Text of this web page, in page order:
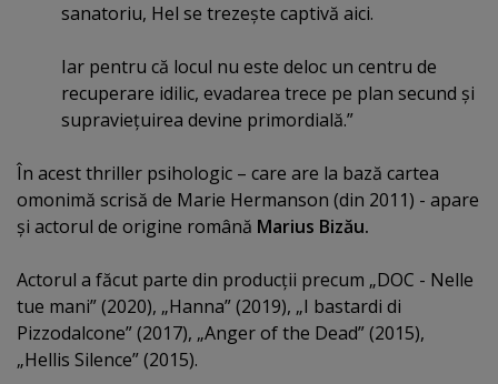
sanatoriu, Hel se trezeşte captivă aici.
Iar pentru că locul nu este deloc un centru de
recuperare idilic, evadarea trece pe plan secund şi
supravieţuirea devine primordială.”
În acest thriller psihologic – care are la bază cartea
omonimă scrisă de Marie Hermanson (din 2011) - apare
şi actorul de origine română Marius Bizău.
Actorul a făcut parte din producţii precum „DOC - Nelle
tue mani” (2020), „Hanna” (2019), „I bastardi di
Pizzodalcone” (2017), „Anger of the Dead” (2015),
„Hellis Silence” (2015).